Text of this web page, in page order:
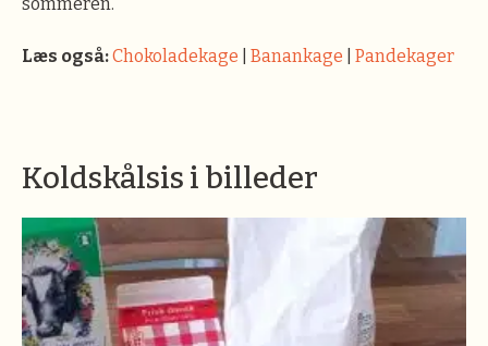
Læs også:Chokoladekage Banankage Pandekager
Koldskålsis i billeder